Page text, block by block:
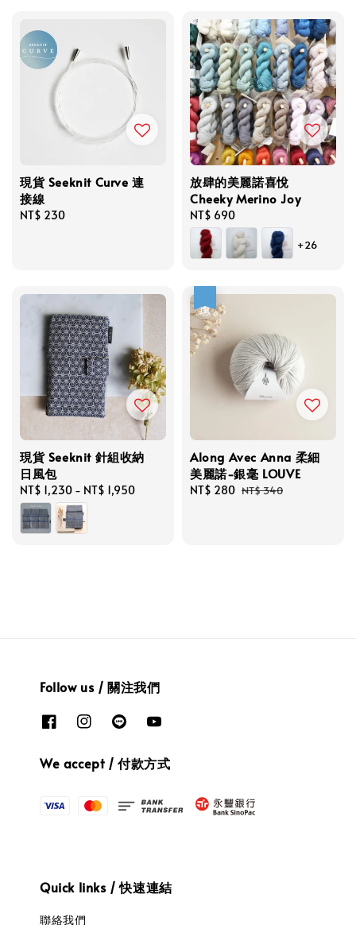
現貨 Seeknit Curve 連
接線
Regular
NT$ 230
放肆的美麗諾喜悅
Cheeky Merino Joy
Regular
price
NT$ 690
+26
現貨 Seeknit 針組收納
日風包
Regular
price
NT$ 1,230 - NT$ 1,950
Along Avec Anna 柔細
美麗諾-銀毫 LOUVE
Sale
NT$ 280 Regular
NT$ 340
Follow us / 關注我們
We accept / 付款方式
Quick links / 快速連結
聯絡我們